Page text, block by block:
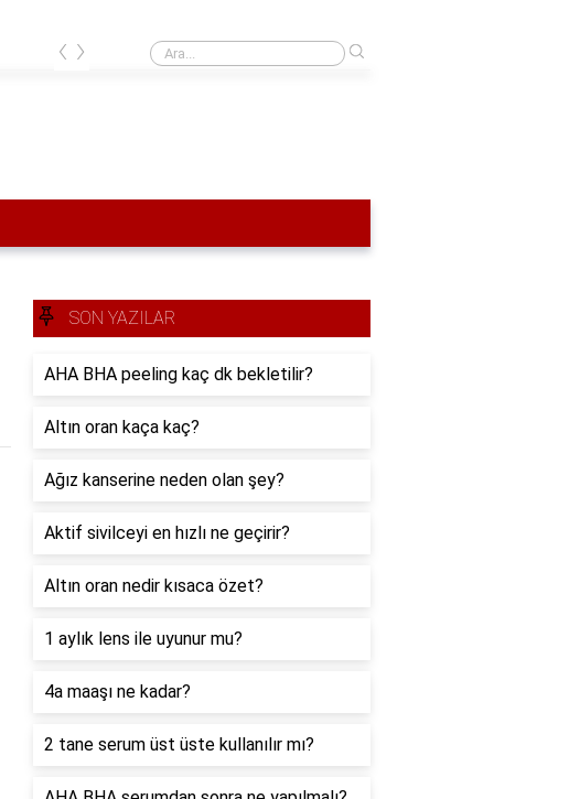
Rüyada Asit Yağmuru Görmek
‹ ›
SON YAZILAR
AHA BHA peeling kaç dk bekletilir?
Altın oran kaça kaç?
Ağız kanserine neden olan şey?
Aktif sivilceyi en hızlı ne geçirir?
Altın oran nedir kısaca özet?
1 aylık lens ile uyunur mu?
4a maaşı ne kadar?
2 tane serum üst üste kullanılır mı?